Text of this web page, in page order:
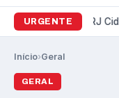
URGENTE
Variedades RJ
Início›Geral
GERAL